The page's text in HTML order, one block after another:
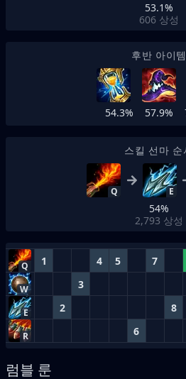
53.1%
606 상성
후반 아이템
54.3% 57.9%
스킬 선마 순
Q E
54%
2,793 상성
Q 1 4 5 7
W 3
E 2 8
R 6
럼블 룬